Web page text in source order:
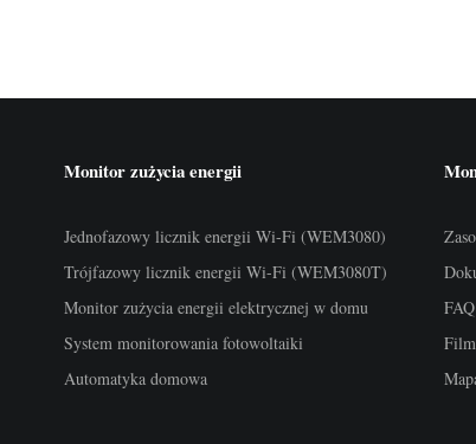
Monitor zużycia energii
Jednofazowy licznik energii Wi-Fi (WEM3080)
Trójfazowy licznik energii Wi-Fi (WEM3080T)
Monitor zużycia energii elektrycznej w domu
System monitorowania fotowoltaiki
Automatyka domowa
FAQ